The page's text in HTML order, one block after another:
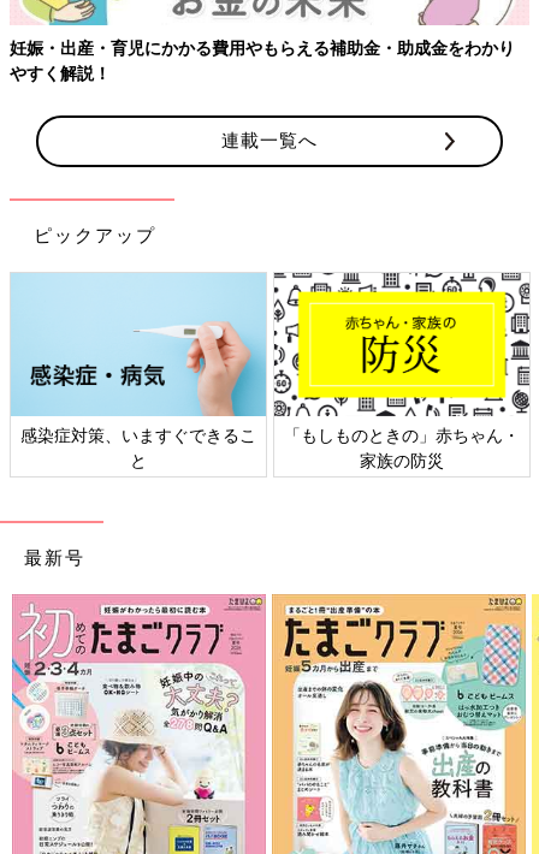
補助金・助成金をわかり
連載一覧へ
ピックアップ
るこ
「もしものときの」赤ちゃん・
日本外来小児科学会リー
ト検討会
最新号